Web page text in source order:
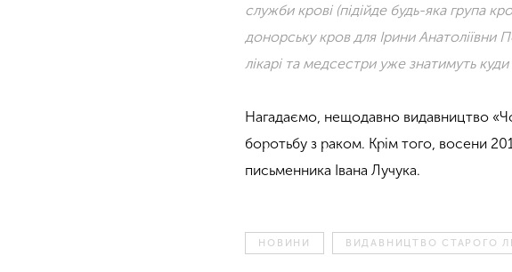
служби крові (підійде будь-яка група
донорську кров для Ірини Анатоліївни
лікарі та медсестри уже знатимуть куди
Нагадаємо, нещодавно видавництво
боротьбу з раком. Крім того, восени
письменника Івана Лучука.
НОВИНИ ВИДАВНИЦТВО СТАРОГО